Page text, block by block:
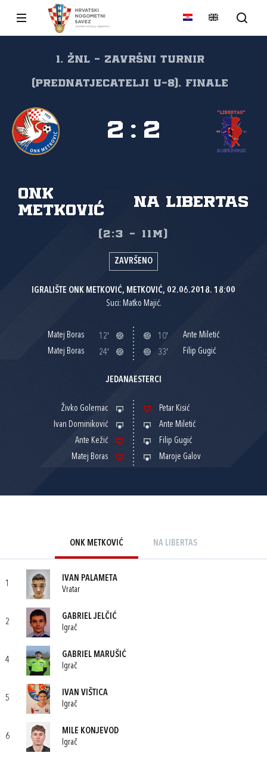
1. ŽNL - Završni turnir
(prednatjecatelji U-8), Finale
ONK
Metković
NA Libertas
2 : 2
(2:3 - 11m)
ZAVRŠENO
IGRALIŠTE ONK METKOVIĆ, METKOVIĆ, 02.06.2018. 18:00
Suci: Matko Majić.
Matej Boras
12'
Matej Boras
24'
10'
Ante Miletić
33'
Filip Gugić
JEDANAESTERCI
Živko Golemac
Ivan Dominiković
Ante Kežić
Matej Boras
Petar Kisić
Ante Miletić
Filip Gugić
Maroje Galov
ONK METKOVIĆ NA LIBERTAS
1
IVAN PALAMETA
Vratar
2
GABRIEL JELČIĆ
Igrač
4
GABRIEL MARUŠIĆ
Igrač
5
IVAN VIŠTICA
Igrač
6
MILE KONJEVOD
Igrač